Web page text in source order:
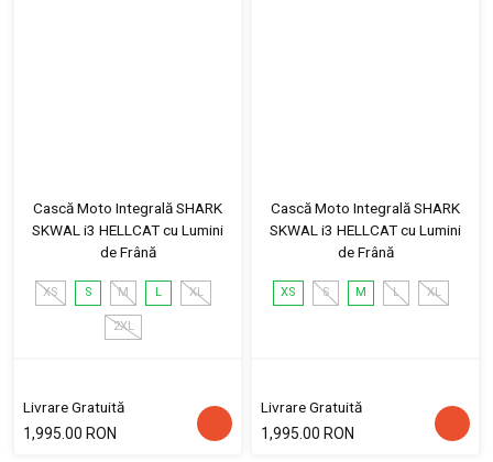
Cască Moto Integrală SHARK
SKWAL i3 HELLCAT cu Lumini
de Frână
XS S M L XL
2XL
Livrare Gratuită
1,995.00 RON
Cască Moto Integrală SHARK
SKWAL i3 HELLCAT cu Lumini
de Frână
XS S M L XL
Livrare Gratuită
1,995.00 RON